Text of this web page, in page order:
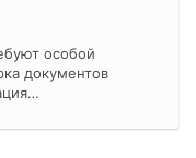
особой
документов